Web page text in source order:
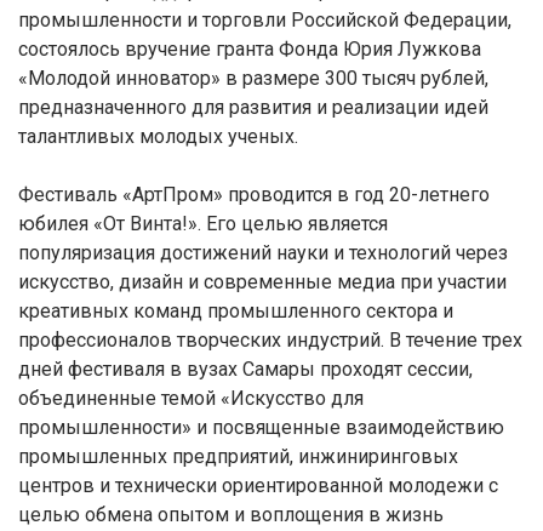
промышленности и торговли Российской Федерации,
состоялось вручение гранта Фонда Юрия Лужкова
«Молодой инноватор» в размере 300 тысяч рублей,
предназначенного для развития и реализации идей
талантливых молодых ученых.
Фестиваль «АртПром» проводится в год 20-летнего
юбилея «От Винта!». Его целью является
популяризация достижений науки и технологий через
искусство, дизайн и современные медиа при участии
креативных команд промышленного сектора и
профессионалов творческих индустрий. В течение трех
дней фестиваля в вузах Самары проходят сессии,
объединенные темой «Искусство для
промышленности» и посвященные взаимодействию
промышленных предприятий, инжиниринговых
центров и технически ориентированной молодежи с
целью обмена опытом и воплощения в жизнь